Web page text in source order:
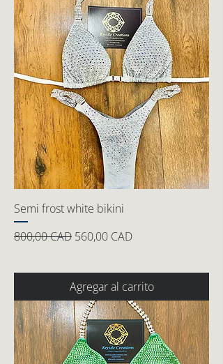
Semi frost white bikini
Precio
800,00 CAD Precio de oferta
560,00 CAD
Agregar al carrito